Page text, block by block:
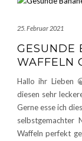
25. Februar 2021
GESUNDE
WAFFELN
Hallo ihr Lieben
diesen sehr
Gerne esse ich
selbstgemachter
Waffeln perfekt